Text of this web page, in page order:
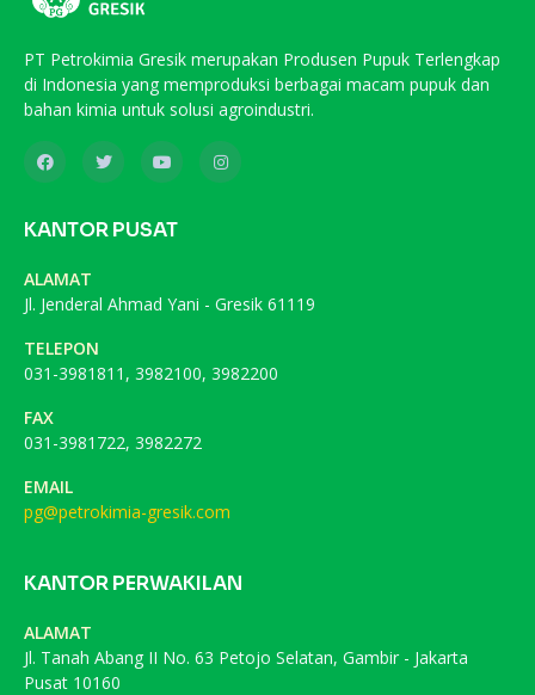
PT Petrokimia Gresik merupakan Produsen Pupuk Terlengkap
di Indonesia yang memproduksi berbagai macam pupuk dan
bahan kimia untuk solusi agroindustri.
KANTOR PUSAT
ALAMAT
Jl. Jenderal Ahmad Yani - Gresik 61119
TELEPON
031-3981811, 3982100, 3982200
FAX
031-3981722, 3982272
EMAIL
pg@petrokimia-gresik.com
KANTOR PERWAKILAN
ALAMAT
Jl. Tanah Abang II No. 63 Petojo Selatan, Gambir - Jakarta
Pusat 10160